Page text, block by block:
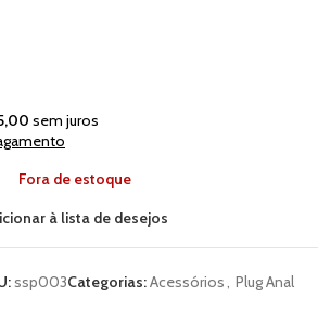
sem juros
Fora de estoque
à lista de desejos
ssp003Categorias:Acessórios, Plug Anal